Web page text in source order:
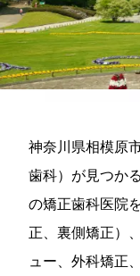
神奈川県相模原
歯科）が見つか
の矯正歯科医院
正、裏側矯正）
ュー、外科矯正